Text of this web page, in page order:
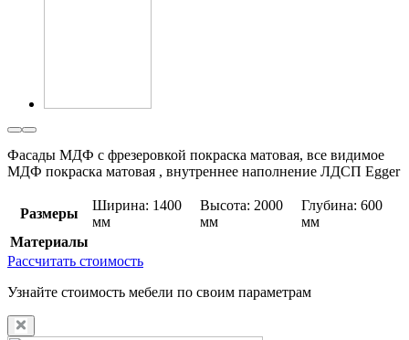
Фасады МДФ с фрезеровкой покраска матовая, все видимое
МДФ покраска матовая , внутреннее наполнение ЛДСП Egger
Размеры
Ширина: 1400
мм
Высота: 2000
мм
Глубина: 600
мм
Материалы
Рассчитать стоимость
Узнайте стоимость мебели по своим параметрам